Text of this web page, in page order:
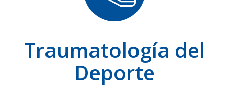
Traumatología del
Deporte